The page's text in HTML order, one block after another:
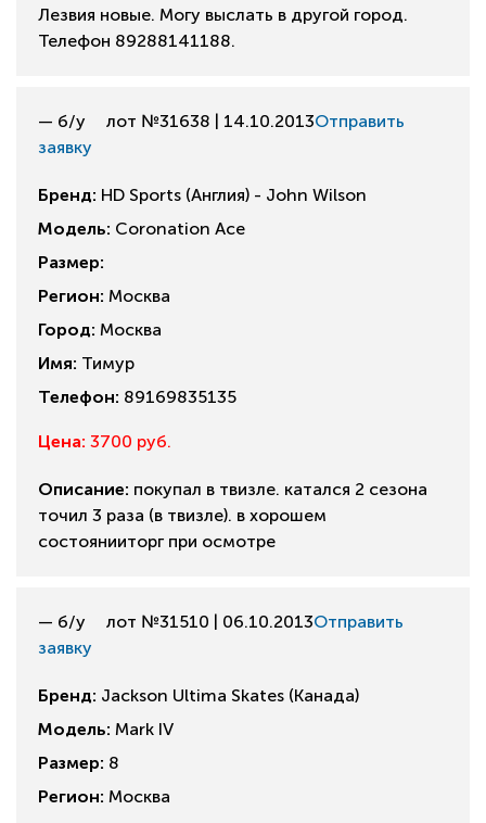
Лезвия новые. Могу выслать в другой город.
Телефон 89288141188.
— б/у лот №31638 | 14.10.2013Отправить
заявку
Бренд: HD Sports (Англия) - John Wilson
Модель: Coronation Ace
Размер:
Регион: Москва
Город: Москва
Имя: Тимур
Телефон: 89169835135
Цена: 3700 руб.
Описание: покупал в твизле. катался 2 сезона
точил 3 раза (в твизле). в хорошем
состоянииторг при осмотре
— б/у лот №31510 | 06.10.2013Отправить
заявку
Бренд: Jackson Ultima Skates (Канада)
Модель: Mark IV
Размер: 8
Регион: Москва